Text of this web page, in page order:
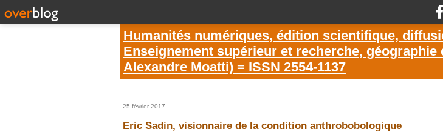
Humanités numériques, édition scientifique,
Enseignement supérieur et recherche,
Alexandre Moatti) = ISSN 2554-1137
25 février 2017
Eric Sadin, visionnaire de la condition anthrobobologique